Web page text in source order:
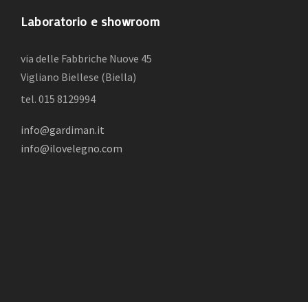
Laboratorio e showroom
via delle Fabbriche Nuove 45
Vigliano Biellese (Biella)
tel. 015 8129994
info@gardiman.it
info@ilovelegno.com